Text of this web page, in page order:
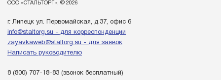
ООО «СТАЛЬТОРГ», © 2026
г. Липецк ул. Первомайская, д.37, офис 6
info@staltorg.su - для корреспонденции
zayavkaweb@staltorg.su - для заявок
Написать руководителю
8 (800) 707-18-83 (звонок бесплатный)